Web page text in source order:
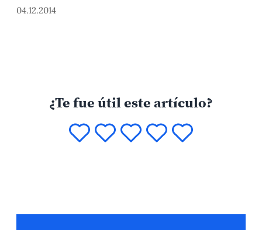
04.12.2014
¿Te fue útil este artículo?